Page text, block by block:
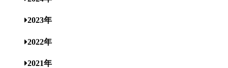
2023年
2022年
2021年